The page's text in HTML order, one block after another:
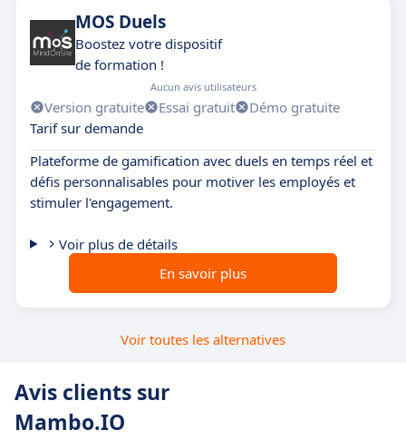
MOS Duels
Boostez votre dispositif
de formation !
Aucun avis utilisateurs
Version gratuite Essai gratuit
Démo gratuite
Tarif sur demande
Plateforme de gamification avec duels en temps réel et
défis personnalisables pour motiver les employés et
stimuler l'engagement.
Voir plus de détails
En savoir plus
Voir toutes les alternatives
Avis clients sur
Mambo.IO